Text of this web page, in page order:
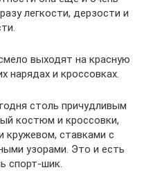
легкости, дерзости и
выходят на красную
нарядах и кроссовках.
столь причудливым
костюм и кроссовки,
кружевом, ставками с
узорами. Это и есть
спорт-шик.